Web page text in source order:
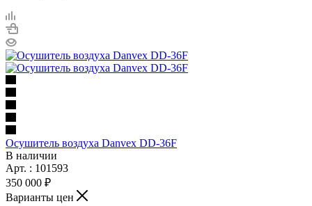
Осушитель воздуха Danvex DD-36F
В наличии
Арт. : 101593
350 000 ₽
Варианты цен